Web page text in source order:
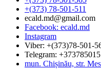
+(373) 78-501-511
ecald.md@gmail.com
Facebook: ecald.md
Instagram
Viber: +(373)78-501-
Telegram:
mun. Chișinău, str.